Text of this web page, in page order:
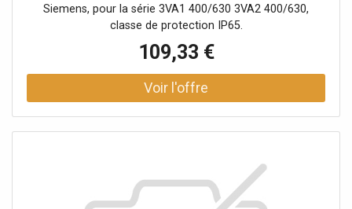
Siemens, pour la série 3VA1 400/630 3VA2 400/630,
classe de protection IP65.
109,33 €